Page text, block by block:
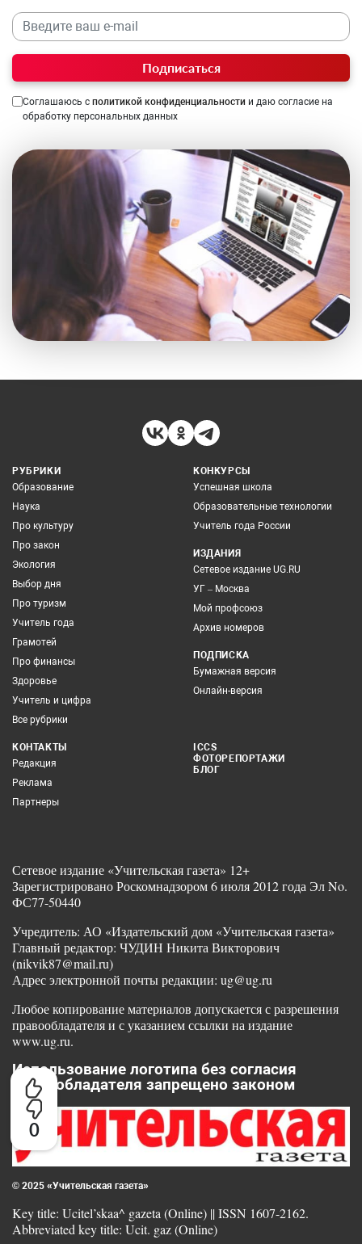
0
Подписаться
Соглашаюсь с политикой конфиденциальности и даю согласие на
обработку персональных данных
РУБРИКИ
Образование
Наука
Про культуру
Про закон
Экология
Выбор дня
Про туризм
Учитель года
Грамотей
Про финансы
Здоровье
Учитель и цифра
Все рубрики
КОНКУРСЫ
Успешная школа
Образовательные технологии
Учитель года России
ИЗДАНИЯ
Сетевое издание UG.RU
УГ – Москва
Мой профсоюз
Архив номеров
ПОДПИСКА
Бумажная версия
Онлайн-версия
КОНТАКТЫ
Редакция
Реклама
Партнеры
ICCS
ФОТОРЕПОРТАЖИ
БЛОГ
Сетевое издание «Учительская газета» 12+
Зарегистрировано Роскомнадзором 6 июля 2012 года Эл No.
ФС77-50440
Учредитель: АО «Издательский дом «Учительская газета»
Главный редактор: ЧУДИН Никита Викторович
(nikvik87@mail.ru)
Адрес электронной почты редакции: ug@ug.ru
Любое копирование материалов допускается с разрешения
правообладателя и с указанием ссылки на издание
www.ug.ru.
Использование логотипа без согласия
правообладателя запрещено законом
© 2025 «Учительская газета»
Key title: Ucitel’skaa^ gazeta (Online) || ISSN 1607-2162.
Abbreviated key title: Ucit. gaz (Online)